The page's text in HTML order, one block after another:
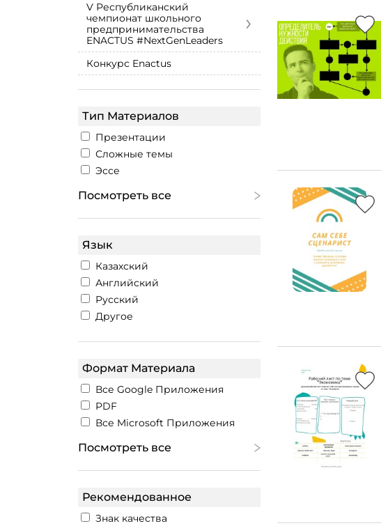
V Республиканский
чемпионат школьного
предпринимательства
ENACTUS #NextGenLeaders
›
Конкурс Enactus
Тип Материалов
Презентации
Сложные темы
Эссе
Посмотреть все
Язык
Казахский
Английский
Русский
Другое
Формат Материала
Все Google Приложения
PDF
Все Microsoft Приложения
Посмотреть все
Рекомендованное
Знак качества